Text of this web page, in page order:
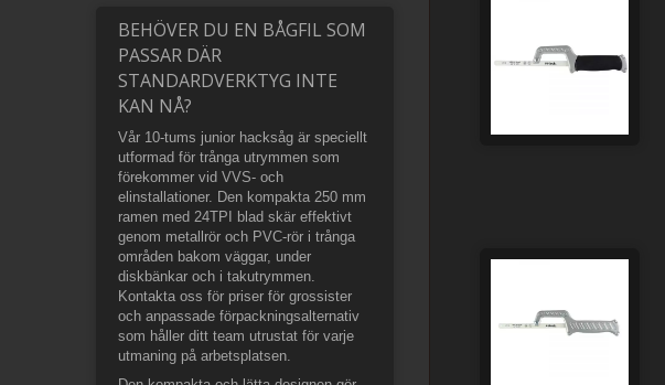
BEHÖVER DU EN BÅGFIL SOM
PASSAR DÄR
STANDARDVERKTYG INTE
KAN NÅ?
Vår 10-tums junior hacksåg är speciellt
utformad för trånga utrymmen som
förekommer vid VVS- och
elinstallationer. Den kompakta 250 mm
ramen med 24TPI blad skär effektivt
genom metallrör och PVC-rör i trånga
områden bakom väggar, under
diskbänkar och i takutrymmen.
Kontakta oss för priser för grossister
och anpassade förpackningsalternativ
som håller ditt team utrustat för varje
utmaning på arbetsplatsen.